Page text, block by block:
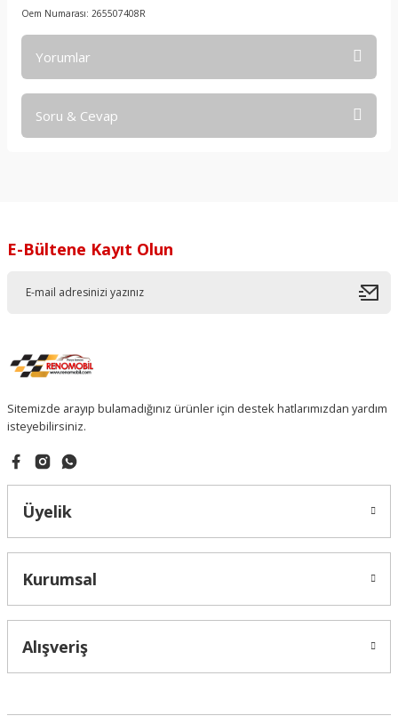
Oem Numarası: 265507408R
Yorumlar
Soru & Cevap
E-Bültene Kayıt Olun
Sitemizde arayıp bulamadığınız ürünler için destek hatlarımızdan yardım
isteyebilirsiniz.
Üyelik
Kurumsal
Alışveriş